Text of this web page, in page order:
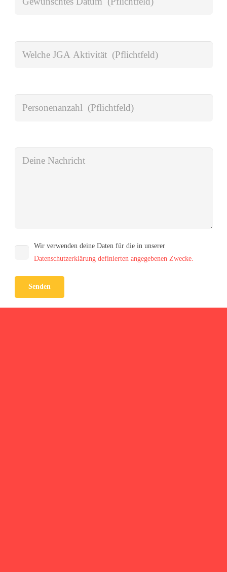
Bitte lasse dieses Feld leer.
Wir verwenden deine Daten für die in unserer
Datenschutzerklärung definierten angegebenen Zwecke.